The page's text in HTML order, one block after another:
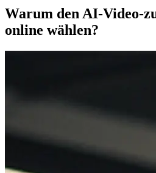
Warum den AI-Video-
online wählen?